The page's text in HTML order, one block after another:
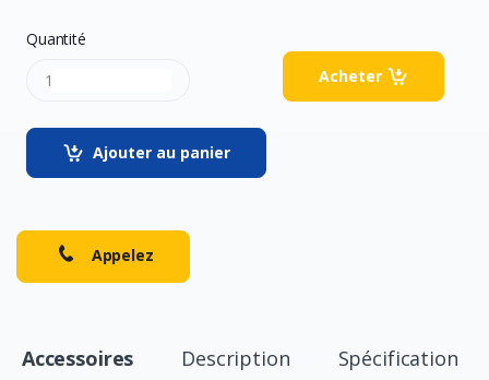
Quantité
Ajouter au panier
Acheter
Appelez
Accessoires Description Spécification